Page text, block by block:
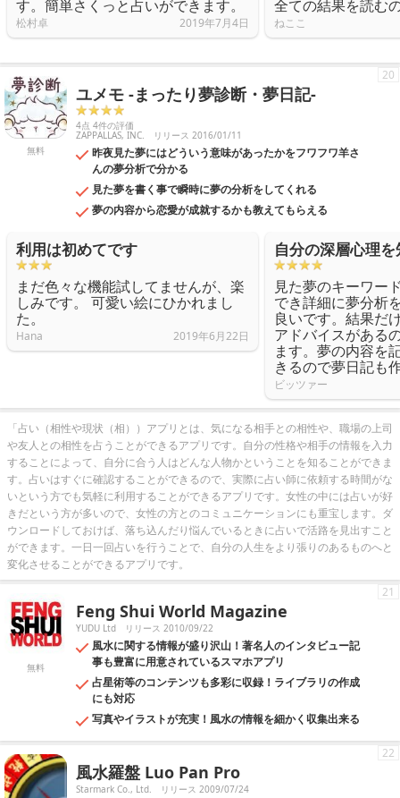
す。簡単さくっと占いができます。
松村卓 2019年7月4日
全ての結果を読む
ねここ
無料
ユメモ -まったり夢診断・夢日記-
4点 4件の評価
ZAPPALLAS, INC. リリース 2016/01/11
昨夜見た夢にはどういう意味があったかをフワフワ羊さ
んの夢分析で分かる
見た夢を書く事で瞬時に夢の分析をしてくれる
夢の内容から恋愛が成就するかも教えてもらえる
20
利用は初めてです
まだ色々な機能試してませんが、楽
しみです。 可愛い絵にひかれまし
た。
Hana 2019年6月22日
自分の深層心理を
見た夢のキーワー
でき詳細に夢分析
良いです。結果だ
アドバイスがある
ます。夢の内容を
きるので夢日記も
ビッツァー
「占い（相性や現状（相））アプリとは、気になる相手との相性や、職場の上司
や友人との相性を占うことができるアプリです。自分の性格や相手の情報を入力
することによって、自分に合う人はどんな人物かということを知ることができま
す。占いはすぐに確認することができるので、実際に占い師に依頼する時間がな
いという方でも気軽に利用することができるアプリです。女性の中には占いが好
きだという方が多いので、女性の方とのコミュニケーションにも重宝します。ダ
ウンロードしておけば、落ち込んだり悩んでいるときに占いで活路を見出すこと
ができます。一日一回占いを行うことで、自分の人生をより張りのあるものへと
変化させることができるアプリです。
無料
Feng Shui World Magazine
YUDU Ltd リリース 2010/09/22
風水に関する情報が盛り沢山！著名人のインタビュー記
事も豊富に用意されているスマホアプリ
占星術等のコンテンツも多彩に収録！ライブラリの作成
にも対応
写真やイラストが充実！風水の情報を細かく収集出来る
21
風水羅盤 Luo Pan Pro
Starmark Co., Ltd. リリース 2009/07/24
22